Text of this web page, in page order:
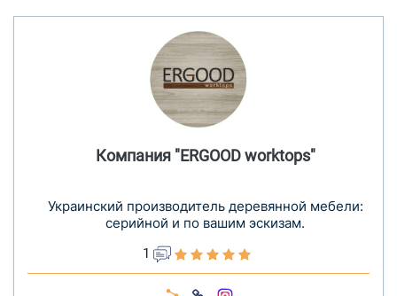
Компания "ERGOOD worktops"
Украинский производитель деревянной мебели:
серийной и по вашим эскизам.
1